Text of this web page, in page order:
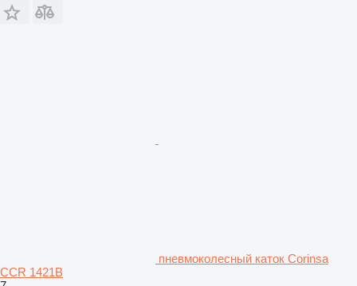
пневмоколесный каток Corinsa
CCR 1421B